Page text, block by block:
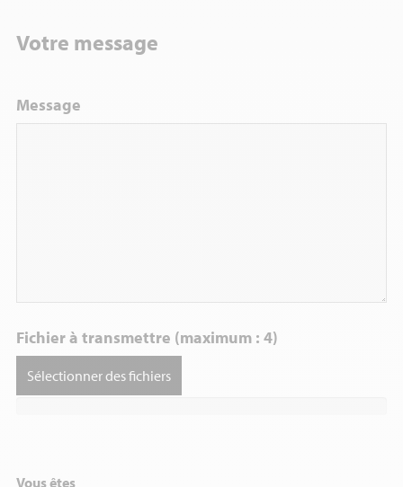
Votre message
Message
Fichier à transmettre (maximum : 4)
Sélectionner des fichiers
Vous êtes